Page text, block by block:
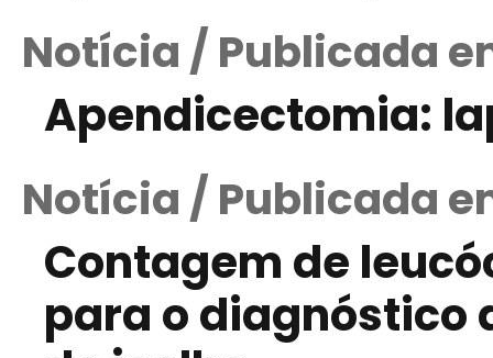
Notícia / Publicada
Apendicectomia:
Notícia / Publicada
Contagem de
para o diagnóstico